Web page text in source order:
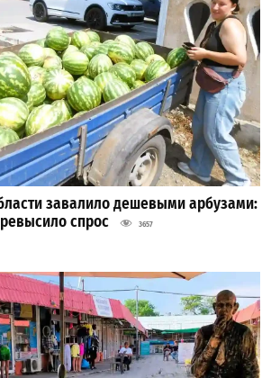
завалило дешевыми арбузами:
спрос
3657